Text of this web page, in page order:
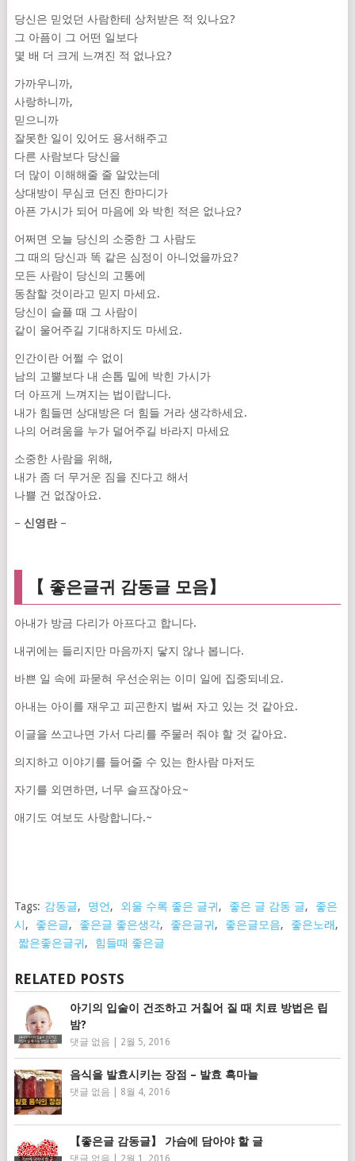
당신은 믿었던 사람한테 상처받은 적 있나요?
그 아픔이 그 어떤 일보다
몇 배 더 크게 느껴진 적 없나요?
가까우니까,
사랑하니까,
믿으니까
잘못한 일이 있어도 용서해주고
다른 사람보다 당신을
더 많이 이해해줄 줄 알았는데
상대방이 무심코 던진 한마디가
아픈 가시가 되어 마음에 와 박힌 적은 없나요?
어쩌면 오늘 당신의 소중한 그 사람도
그 때의 당신과 똑 같은 심정이 아니었을까요?
모든 사람이 당신의 고통에
동참할 것이라고 믿지 마세요.
당신이 슬플 때 그 사람이
같이 울어주길 기대하지도 마세요.
인간이란 어쩔 수 없이
남의 고뿔보다 내 손톱 밑에 박힌 가시가
더 아프게 느껴지는 법이랍니다.
내가 힘들면 상대방은 더 힘들 거라 생각하세요.
나의 어려움을 누가 덜어주길 바라지 마세요
소중한 사람을 위해,
내가 좀 더 무거운 짐을 진다고 해서
나쁠 건 없잖아요.
– 신영란–
【 좋은글귀 감동글 모음】
아내가 방금 다리가 아프다고 합니다.
내귀에는 들리지만 마음까지 닿지 않나 봅니다.
바쁜 일 속에 파묻혀 우선순위는 이미 일에 집중되네요.
아내는 아이를 재우고 피곤한지 벌써 자고 있는 것 같아요.
이글을 쓰고나면 가서 다리를 주물러 줘야 할 것 같아요.
의지하고 이야기를 들어줄 수 있는 한사람 마저도
자기를 외면하면, 너무 슬프잖아요~
애기도 여보도 사랑합니다.~
Tags: 감동글, 명언, 외울 수록 좋은 글귀, 좋은 글 감동 글,
좋은
시, 좋은글, 좋은글 좋은생각, 좋은글귀, 좋은글모음, 좋은노래,
짧은좋은글귀, 힘들때 좋은글
RELATED POSTS
아기의 입술이 건조하고 거칠어 질 때 치료 방법은 립
밤?
댓글 없음 2월 5, 2016
음식을 발효시키는 장점 – 발효 흑마늘
댓글 없음 8월 4, 2016
【좋은글 감동글】 가슴에 담아야 할 글
댓글 없음 2월 1, 2016